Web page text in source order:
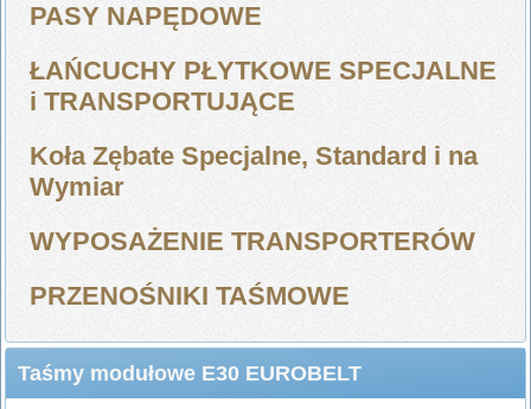
PASY NAPĘDOWE
ŁAŃCUCHY PŁYTKOWE SPECJALNE
i TRANSPORTUJĄCE
Koła Zębate Specjalne, Standard i na
Wymiar
WYPOSAŻENIE TRANSPORTERÓW
PRZENOŚNIKI TAŚMOWE
Taśmy modułowe E30 EUROBELT